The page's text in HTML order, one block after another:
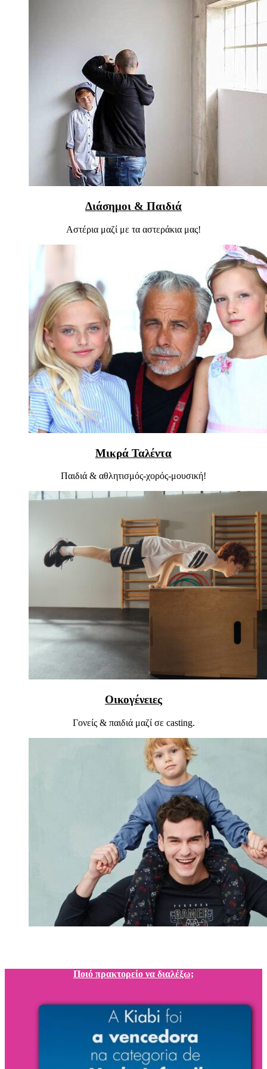
Διάσημοι & Παιδιά
Αστέρια μαζί με τα αστεράκια μας!
Μικρά Ταλέντα
Παιδιά & αθλητισμός-χορός-μουσική!
Οικογένειες
Γονείς & παιδιά μαζί σε casting.
Ποιό πρακτορείο να διαλέξω;